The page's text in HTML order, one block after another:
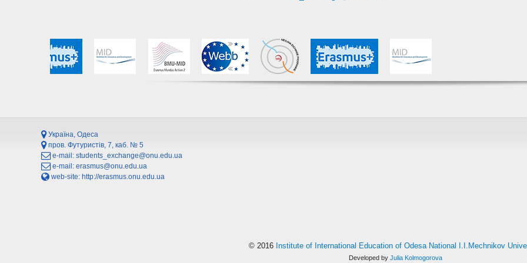
Україна, Одеса
пров. Футуристів, 7, каб. № 5
e-mail: students_exchange@onu.edu.ua
e-mail: erasmus@onu.edu.ua
web-site: http://erasmus.onu.edu.ua
© 2016 Institute of International Education of Odesa National I.I.Mechnikov
Developed by Julia Kolmogorova